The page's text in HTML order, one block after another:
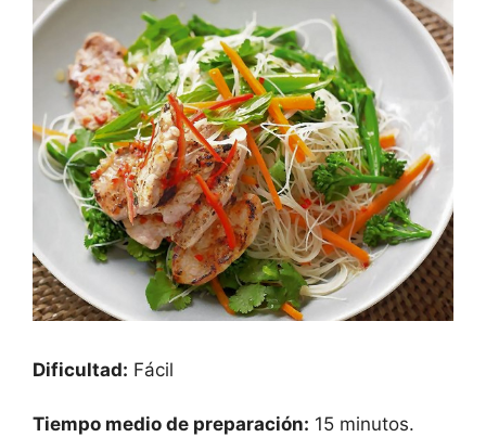
Dificultad: Fácil
Tiempo medio de preparación: 15 minutos.